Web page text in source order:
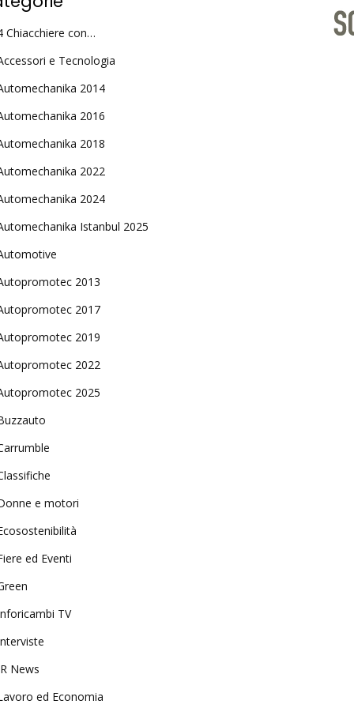
Chiacchiere con…
e Tecnologia
2014
2016
2018
2022
2024
Istanbul 2025
2013
2017
2019
2022
2025
e motori
ed Eventi
TV
News
ed Economia